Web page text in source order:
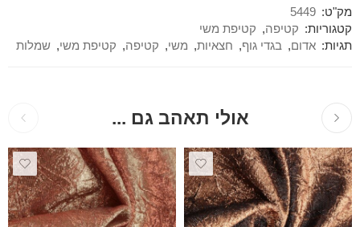
מק"ט: 5449
קטגוריות: קטיפה, קטיפת משי
תגיות: אדום, בגדי גוף, חצאיות, משי, קטיפה, קטיפת משי, שמלות
אולי תאהב גם ...